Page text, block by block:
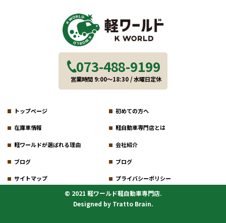
073-488-9199
営業時間 9:00～18:30 / 水曜日定休
トップページ 初めての方へ
在庫車情報 軽自動車専門店とは
軽ワールドが選ばれる理由 会社紹介
ブログ ブログ
サイトマップ プライバシーポリシー
© 2021 軽ワールド軽自動車専門店.
Designed by Tratto Brain.